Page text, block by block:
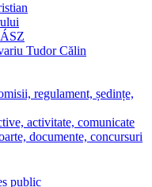
Tudor Călin
regulament, ședințe,
activitate, comunicate
documente, concursuri
public